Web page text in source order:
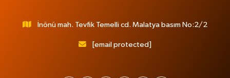
İnönü mah. Tevfik Temelli cd. Malatya basım No:2/2
[email protected]